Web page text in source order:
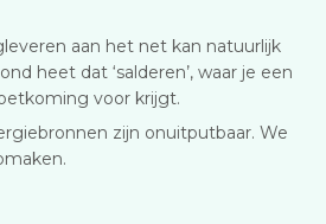
aan het net kan natuurlijk
heet dat ‘salderen’, waar je een
voor krijgt.
zijn onuitputbaar. We